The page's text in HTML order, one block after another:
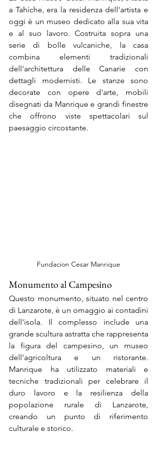
a Tahíche, era la residenza dell'artista e
oggi è un museo dedicato alla sua vita
e al suo lavoro. Costruita sopra una
serie di bolle vulcaniche, la casa
combina elementi tradizionali
dell'architettura delle Canarie con
dettagli modernisti. Le stanze sono
decorate con opere d'arte, mobili
disegnati da Manrique e grandi finestre
che offrono viste spettacolari sul
paesaggio circostante.
Fundacion Cesar Manrique
Monumento al Campesino
Questo monumento, situato nel centro
di Lanzarote, è un omaggio ai contadini
dell'isola. Il complesso include una
grande scultura astratta che rappresenta
la figura del campesino, un museo
dell'agricoltura e un ristorante.
Manrique ha utilizzato materiali e
tecniche tradizionali per celebrare il
duro lavoro e la resilienza della
popolazione rurale di Lanzarote,
creando un punto di riferimento
culturale e storico.